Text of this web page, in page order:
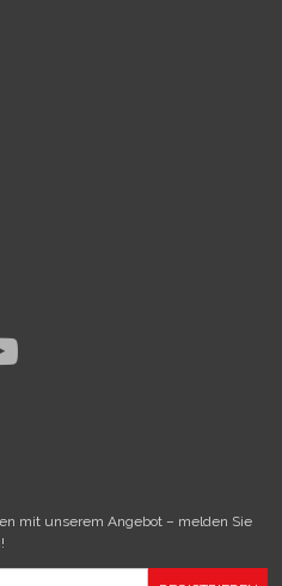
mit unserem Angebot – melden Sie